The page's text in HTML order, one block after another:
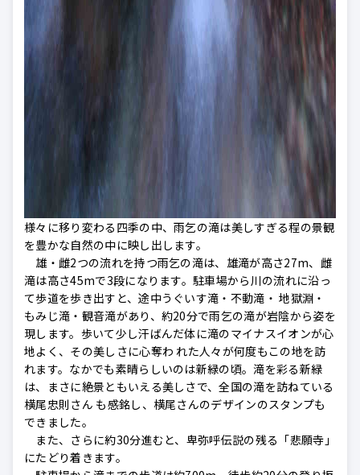
様々に移り変わる四季の中、雨乞の滝は美しすぎる程の景観
を豊かな自然の中に映し出します。
雄・雌2つの流れを持つ雨乞の滝は、雄滝が高さ27m、雌
滝は高さ45mで3段になります。駐車場から川の流れに沿っ
て歩道を歩き出すと、途中うぐいす滝・不動滝・ 地獄淵・
もみじ滝・観音滝があり、約20分で雨乞の滝が岩陰から姿を
現します。歩いて少し汗ばんだ体に滝のマイナスイオンが心
地よく、その美しさに心奪わ れた人々が何度もこの地を訪
れます。なかでも素晴らしいのは新緑の頃。滝を彩る新緑
は、まさに絶景ともいえる美しさで、全国の滝を訪ねている
横尾忠則さん も感銘し、横尾さんのデザインのスタンプも
できました。
また、さらに約30分進むと、卑弥呼伝説の残る「悲願寺」
にたどり着きます。